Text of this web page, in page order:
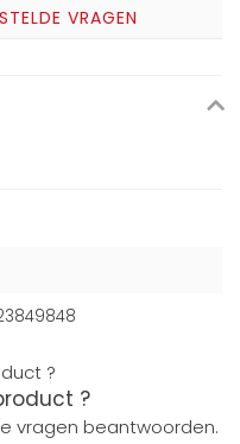
VRAGEN
?
vragen beantwoorden.